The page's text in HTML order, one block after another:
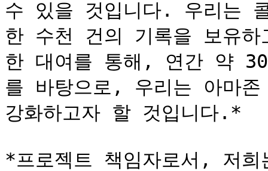
수 있을 것입니다. 우리는
한 수천 건의 기록을 보유
한 대여를 통해, 연간 약
를 바탕으로, 우리는 아마
강화하고자 할 것입니다.*
*프로젝트 책임자로서, 저